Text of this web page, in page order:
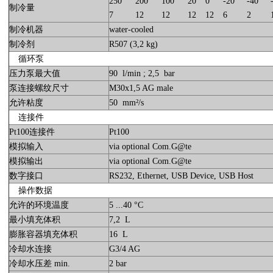
制冷量
7
12 12 12 12 6 2
制冷机器
water-cooled
制冷剂
R507 (3,2 kg)
循环泵
压力泵最大值
90 l/min ; 2,5 bar
泵连接螺纹尺寸
M30x1,5 AG male
允许粘度
50 mm²/s
连接件
Pt100连接件
Pt100
模拟输入
via optional Com.G@te
模拟输出
via optional Com.G@te
数字接口
RS232, Ethernet, USB Device, USB Host
操作数据
允许的环境温度
5 ...40 °C
最小填充体积
7,2 L
膨胀容器填充体积
16 L
冷却水连接
G3/4 AG
冷却水压差 min.
2 bar